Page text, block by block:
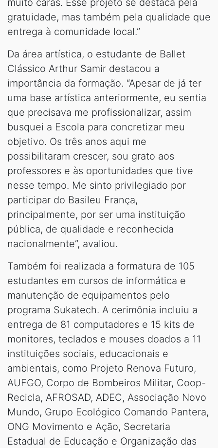
muito caras. Esse projeto se destaca pela
gratuidade, mas também pela qualidade que
entrega à comunidade local.”
Da área artística, o estudante de Ballet
Clássico Arthur Samir destacou a
importância da formação. “Apesar de já ter
uma base artística anteriormente, eu sentia
que precisava me profissionalizar, assim
busquei a Escola para concretizar meu
objetivo. Os três anos aqui me
possibilitaram crescer, sou grato aos
professores e às oportunidades que tive
nesse tempo. Me sinto privilegiado por
participar do Basileu França,
principalmente, por ser uma instituição
pública, de qualidade e reconhecida
nacionalmente”, avaliou.
Também foi realizada a formatura de 105
estudantes em cursos de informática e
manutenção de equipamentos pelo
programa Sukatech. A cerimônia incluiu a
entrega de 81 computadores e 15 kits de
monitores, teclados e mouses doados a 11
instituições sociais, educacionais e
ambientais, como Projeto Renova Futuro,
AUFGO, Corpo de Bombeiros Militar, Coop-
Recicla, AFROSAD, ADEC, Associação Novo
Mundo, Grupo Ecológico Comando Pantera,
ONG Movimento e Ação, Secretaria
Estadual de Educação e Organização das